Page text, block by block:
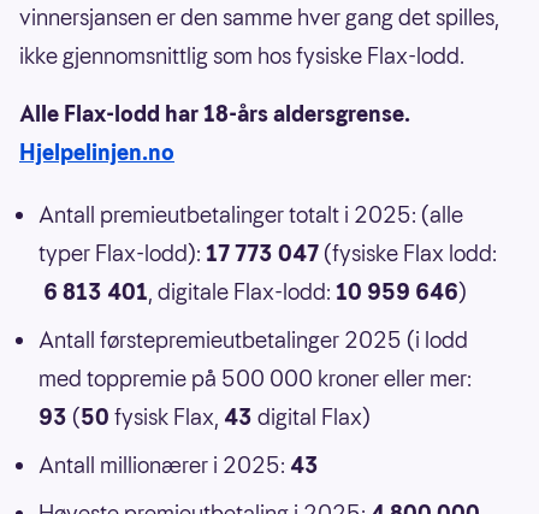
vinnersjansen er den samme hver gang det spilles,
ikke gjennomsnittlig som hos fysiske Flax-lodd.
Alle Flax-lodd har 18-års aldersgrense.
Hjelpelinjen.no
Antall premieutbetalinger totalt i 2025: (alle
typer Flax-lodd): 17 773 047 (fysiske Flax lodd:
6 813 401, digitale Flax-lodd: 10 959 646)
Antall førstepremieutbetalinger 2025 (i lodd
med toppremie på 500 000 kroner eller mer:
93 (50 fysisk Flax, 43 digital Flax)
Antall millionærer i 2025: 43